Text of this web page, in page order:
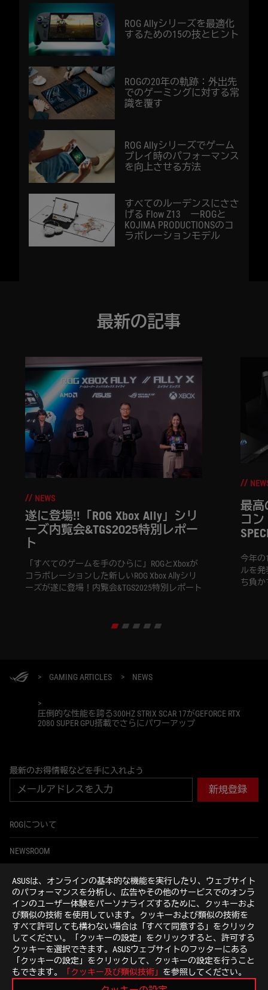
ASUSは、オンラインの基本的な機能を実行したり、ウェブサイト
のパフォーマンスを分析し、広告やその他のサービスでのオンラ
インのユーザー体験をパーソナライズするために、クッキーおよ
び類似の技術 を使用しています。クッキーおよび類似の技術を
すべて許可しても構わない場合は「すべて同意する」をクリック
してください。「クッキーの設定」をクリックすると、許可する
クッキーを選択できます。ASUSウェブサイトのフッターにある
「クッキーの設定」をクリックして、クッキーの設定を行うこと
もできます。
「クッキー及び類似技術」 を参照してください。
ROG Allyシリーズを最適化
するための15の技とヒント
ROGの20年の軌跡：外出先
でのゲーミングに対する常
識を覆す
ROG Allyシリーズでゲーム
プレイ時のパフォーマンス
を向上させる方法
すべてのルーデンスにささ
げる Flow Z13 ーROGと
KOJIMA PRODUCTIONSのコ
ラボレーションモデル
最新の記事
NEWS
遂に登場!!「ROG Xbox Ally」シリ
ーズ内覧会&TGS2025特別レポー
ト
「すべてのゲームを手のひらに」ROGとXboxが
コラボレーションした新しいROG Xbox Allyシリ
ーズが遂に登場！内覧会&TGS2025特別レポート
最高
コン
今年の
ルを
ち負か
> GAMING ARTICLES > NEWS
>
圧倒的な性能を誇る300HZ STRIX SCAR 17がGEFORCE RTX
2080 SUPER GPU搭載でさらにパワーアップ
最新のお得情報などを手に入れよう
新規登録
ROGについて
NEWSROOM
ホーム
facebookinstagramtwitteryoutube
Japan/日本語
特定商取引法に基づく表記 個人情報保護方針